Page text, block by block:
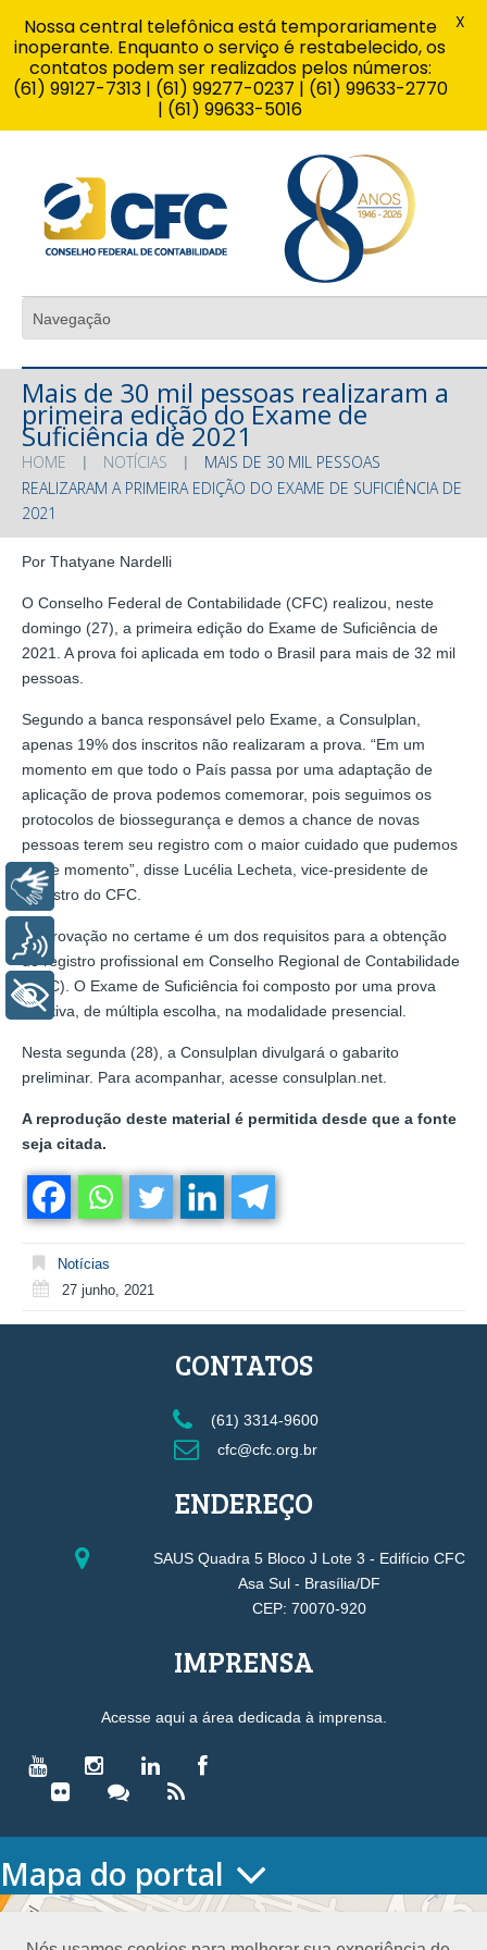
Mais de 30 mil pessoas realizaram a
primeira edição do Exame de
Suficiência de 2021
HOME NOTÍCIAS
MAIS DE 30 MIL PESSOAS
REALIZARAM A PRIMEIRA EDIÇÃO DO EXAME DE SUFICIÊNCIA DE
2021
Por Thatyane Nardelli
O Conselho Federal de Contabilidade (CFC) realizou, neste
domingo (27), a primeira edição do Exame de Suficiência de
2021. A prova foi aplicada em todo o Brasil para mais de 32 mil
pessoas.
Segundo a banca responsável pelo Exame, a Consulplan,
apenas 19% dos inscritos não realizaram a prova. “Em um
momento em que todo o País passa por uma adaptação de
aplicação de prova podemos comemorar, pois seguimos os
protocolos de biossegurança e demos a chance de novas
pessoas terem seu registro com o maior cuidado que pudemos
neste momento”, disse Lucélia Lecheta, vice-presidente de
Registro do CFC.
A aprovação no certame é um dos requisitos para a obtenção
de registro profissional em Conselho Regional de Contabilidade
(CRC). O Exame de Suficiência foi composto por uma prova
objetiva, de múltipla escolha, na modalidade presencial.
Nesta segunda (28), a Consulplan divulgará o gabarito
preliminar. Para acompanhar, acesse consulplan.net.
A reprodução deste material é permitida desde que a fonte
seja citada.
Notícias
27 junho, 2021
CONTATOS
(61) 3314-9600
cfc@cfc.org.br
ENDEREÇO
SAUS Quadra 5 Bloco J Lote 3 - Edifício CFC
Asa Sul - Brasília/DF
CEP: 70070-920
IMPRENSA
Acesse aqui a área dedicada à imprensa.
Mapa do portal
HOME
Nossa central telefônica está temporariamente
inoperante. Enquanto o serviço é restabelecido, os
contatos podem ser realizados pelos números:
(61) 99127-7313 | (61) 99277-0237 | (61) 99633-2770
| (61) 99633-5016
X
Libras
Voz
+ Acessibilidade